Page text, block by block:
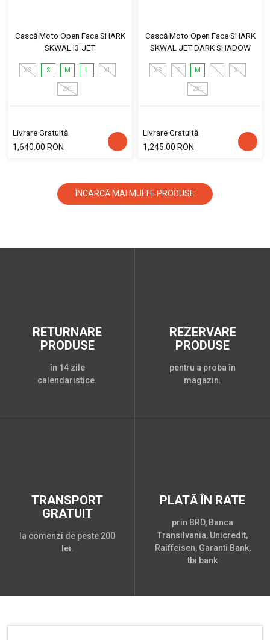
Cască Moto Open Face SHARK
SKWAL I3 JET
XS S M L XL
2XL
Livrare Gratuită
1,640.00 RON
Cască Moto Open Face SHARK
SKWAL JET DARK SHADOW
XS S M L XL
2XL
Livrare Gratuită
1,245.00 RON
ÎNCARCĂ MAI MULTE PRODUSE
RETURNARE
PRODUSE
în 14 zile
calendaristice.
REZERVARE
PRODUSE
pentru a proba în
magazin.
TRANSPORT
GRATUIT
la comenzi de peste 200
lei.
PLATĂ ÎN RATE
prin BRD, Banca
Transilvania, Unicredit,
Raiffeisen, Garanti Bank,
tbi bank